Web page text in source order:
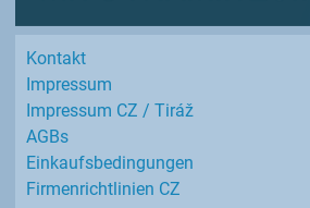
Kontakt
Impressum
Impressum CZ / Tiráž
AGBs
Einkaufs­bedingungen
Firmenrichtlinien CZ